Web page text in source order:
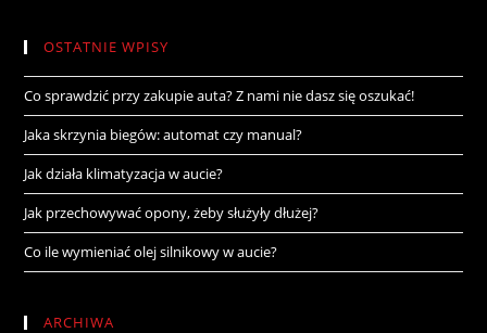
OSTATNIE WPISY
Co sprawdzić przy zakupie auta? Z nami nie dasz się oszukać!
Jaka skrzynia biegów: automat czy manual?
Jak działa klimatyzacja w aucie?
Jak przechowywać opony, żeby służyły dłużej?
Co ile wymieniać olej silnikowy w aucie?
ARCHIWA